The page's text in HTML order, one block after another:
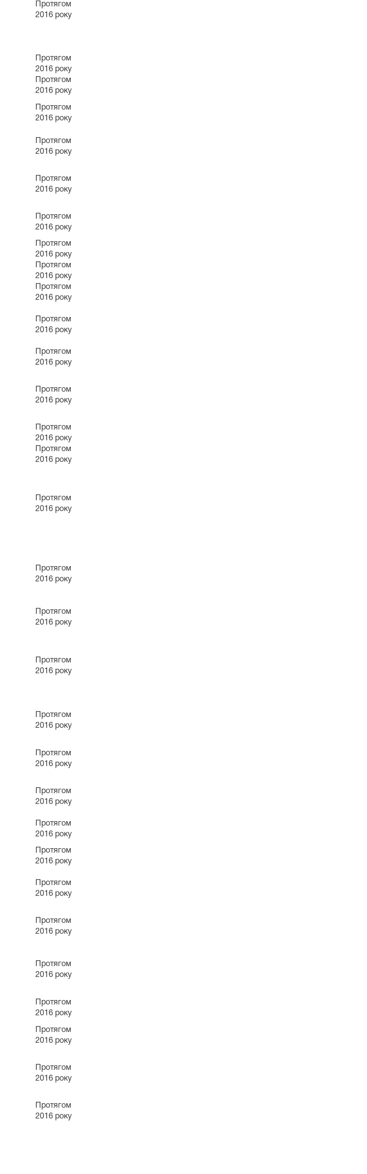
Протягом
2016 року
Протягом
2016 року
Протягом
2016 року
Протягом
2016 року
Протягом
2016 року
Протягом
2016 року
Протягом
2016 року
Протягом
2016 року
Протягом
2016 року
Протягом
2016 року
Протягом
2016 року
Протягом
2016 року
Протягом
2016 року
Протягом
2016 року
Протягом
2016 року
Протягом
2016 року
Протягом
2016 року
Протягом
2016 року
Протягом
2016 року
Протягом
2016 року
Протягом
2016 року
Протягом
2016 року
Протягом
2016 року
Протягом
2016 року
Протягом
2016 року
Протягом
2016 року
Протягом
2016 року
Протягом
2016 року
Протягом
2016 року
Протягом
2016 року
Протягом
2016 року